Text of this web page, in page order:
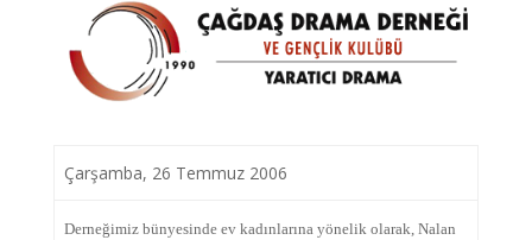
Çarşamba, 26 Temmuz 2006
Derneğimiz bünyesinde ev kadınlarına yönelik olarak, Nalan